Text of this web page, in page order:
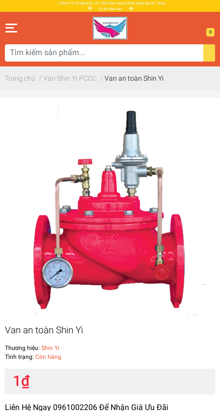
0
Trang chủ / Van Shin Yi-PCCC / Van an toàn Shin Yi
Van an toàn Shin Yi
Thương hiệu: Shin Yi
Tình trạng: Còn hàng
1₫
Liên Hệ Ngay 0961002206 Để Nhận Giá Ưu Đãi